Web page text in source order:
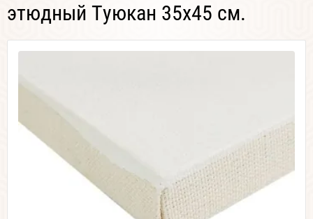
этюдный Туюкан 35х45 см.